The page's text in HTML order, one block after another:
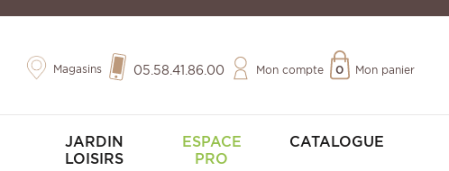
Magasins 05.58.41.86.00 Mon compte Mon panier
0
JARDIN
LOISIRS
ESPACE
PRO
CATALOGUE